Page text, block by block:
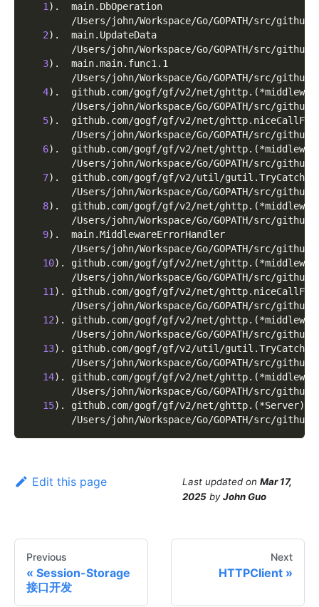
1 ) .  main.DbOperation
/Users/john/Workspace/Go/GOPATH/src/
2) .  main.UpdateData
/Users/john/Workspace/Go/GOPATH/src/
3) .  main.main.func1.1
/Users/john/Workspace/Go/GOPATH/src/
4) .  github.com/gogf/gf/v2/net/ghttp. (
/Users/john/Workspace/Go/GOPATH/src/
5) .  github.com/gogf/gf/v2/net/
/Users/john/Workspace/Go/GOPATH/src/
6) .  github.com/gogf/gf/v2/net/ghttp. (
/Users/john/Workspace/Go/GOPATH/src/
7) .  github.com/gogf/gf/v2/util/gutil.TryCatch
/Users/john/Workspace/Go/GOPATH/src/
8) .  github.com/gogf/gf/v2/net/ghttp. (
/Users/john/Workspace/Go/GOPATH/src/
9) .  main.MiddlewareErrorHandler
/Users/john/Workspace/Go/GOPATH/src/
10) . github.com/gogf/gf/v2/net/ghttp. (
/Users/john/Workspace/Go/GOPATH/src/
11 ) . github.com/gogf/gf/v2/net/
/Users/john/Workspace/Go/GOPATH/src/
12) . github.com/gogf/gf/v2/net/ghttp. (
/Users/john/Workspace/Go/GOPATH/src/
13) . github.com/gogf/gf/v2/util/gutil.TryCatch
/Users/john/Workspace/Go/GOPATH/src/
14) . github.com/gogf/gf/v2/net/ghttp. (
/Users/john/Workspace/Go/GOPATH/src/
15) . github.com/gogf/gf/v2/net/ghttp. (*Server)
/Users/john/Workspace/Go/GOPATH/src/
Edit this page Last updated on Mar 17,
2025 byJohn Guo
Previous
Session-Storage
接口开发
Next
HTTPClient